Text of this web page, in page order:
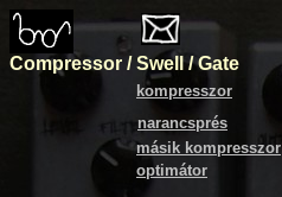
Compressor / Swell / Gate
kompresszor
narancsprés
másik kompresszor
optimátor